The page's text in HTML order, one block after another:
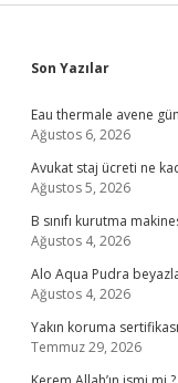
Sidebar
Son Yazılar
Eau thermale avene
Ağustos 6, 2026
Avukat staj ücreti ne
Ağustos 5, 2026
B sınıfı kurutma
Ağustos 4, 2026
Alo Aqua Pudra
Ağustos 4, 2026
Yakın koruma
Temmuz 29, 2026